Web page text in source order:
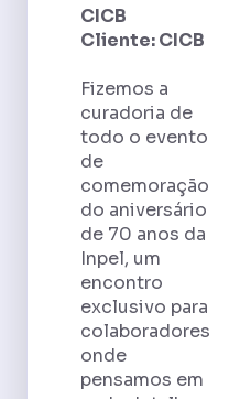
CICB
Cliente: CICB
Fizemos a
curadoria de
todo o evento
de
comemoração
do aniversário
de 70 anos da
Inpel, um
encontro
exclusivo para
colaboradores
onde
pensamos em